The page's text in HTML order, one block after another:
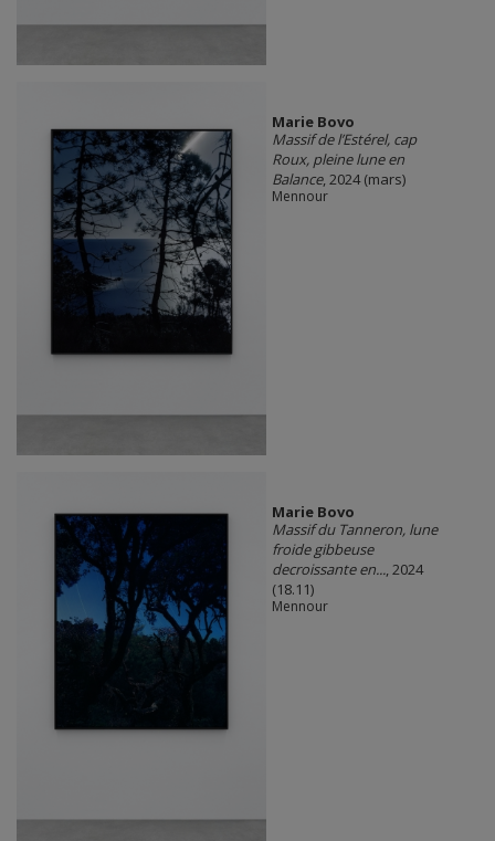
Marie Bovo
Massif de l’Estérel, cap
Roux, pleine lune en
Balance, 2024 (mars)
Mennour
Marie Bovo
Massif du Tanneron, lune
froide gibbeuse
decroissante en..., 2024
(18.11)
Mennour